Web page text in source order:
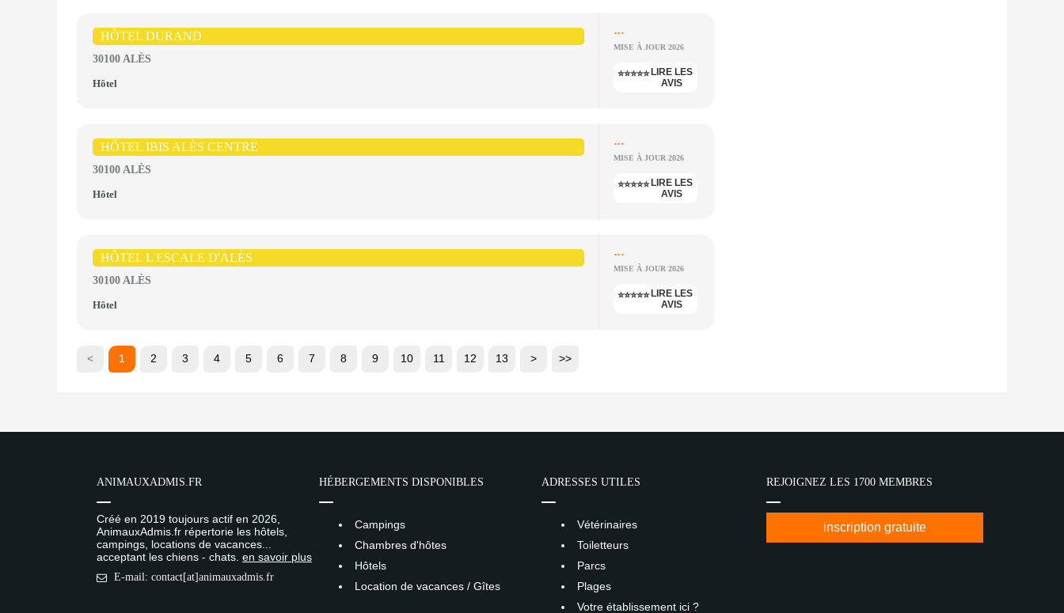
HÔTEL DURAND
30100 ALÈS
Hôtel
...
MISE À JOUR 2026
⭐⭐⭐⭐⭐ LIRE LES
AVIS
HÔTEL IBIS ALÈS CENTRE
30100 ALÈS
Hôtel
...
MISE À JOUR 2026
⭐⭐⭐⭐⭐ LIRE LES
AVIS
HÔTEL L'ESCALE D'ALÈS
30100 ALÈS
Hôtel
...
MISE À JOUR 2026
⭐⭐⭐⭐⭐ LIRE LES
AVIS
< 1 2 3 4 5 6 7 8 9 10 11 12 13 > >>
ANIMAUXADMIS.FR
Créé en 2019 toujours actif en 2026,
AnimauxAdmis.fr répertorie les hôtels,
campings, locations de vacances...
acceptant les chiens - chats. en savoir plus
E-mail: contact[at]animauxadmis.fr
HÉBERGEMENTS DISPONIBLES
Campings
Chambres d'hôtes
Hôtels
Location de vacances / Gîtes
ADRESSES UTILES
Vétérinaires
Toiletteurs
Parcs
Plages
Votre établissement ici ?
REJOIGNEZ LES 1700 MEMBRES
inscription gratuite